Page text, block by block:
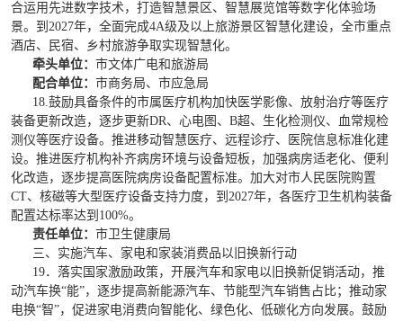
合运用先进数字技术，打造智慧景区、智慧展览馆等数字化体验场
景。到2027年，全面完成4A级及以上旅游景区智慧化建设，全市重点
酒店、民宿、乡村旅游争取实现智慧化。
牵头单位： 市文体广电和旅游局
配合单位： 市商务局、市应急局
18.鼓励具备条件的市属医疗机构加快医学影像、放射治疗等医疗
装备更新改造，逐步更新DR、心电图、B超、生化检测仪、血常规检
测仪等医疗设备。推进移动智慧医疗、远程诊疗、医院信息标准化建
设。推进医疗机构补齐病房环境与设备短板，加强病房适老化、便利
化改造，逐步提高医院病房设备配置标准。加大对市人民医院购置
CT、核磁等大型医疗设备支持力度，到2027年，各医疗卫生机构装备
配置达标率达到100%。
责任单位： 市卫生健康局
三、实施汽车、家电和家装消费品以旧换新行动
19．落实国家激励政策，开展汽车和家电以旧换新促销活动，推
动汽车换“能”，逐步提高新能源汽车、节能型汽车销售占比；推动家
电换“智”，促进家电消费向智能化、绿色化、低碳化方向发展。鼓励